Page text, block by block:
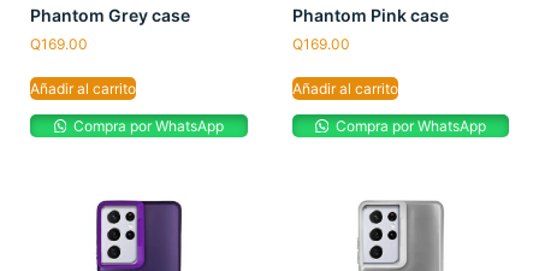
Phantom Grey case
Q169.00
Añadir al carrito
Compra por WhatsApp
Phantom Pink case
Q169.00
Añadir al carrito
Compra por WhatsApp